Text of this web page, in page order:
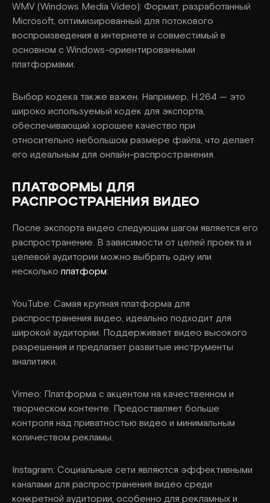
WMV (Windows Media Video): Формат, разработанный
Microsoft, оптимизированный для потокового
воспроизведения в интернете и совместимый в
основном с Windows-ориентированными
платформами.
Выбор кодека также важен. Например, H.264 — это
широко используемый кодек для экспорта,
обеспечивающий хорошее качество при
относительно небольшом размере файла, что делает
его идеальным для онлайн-распространения.
ПЛАТФОРМЫ ДЛЯ
РАСПРОСТРАНЕНИЯ ВИДЕО
После экспорта видео следующим шагом является его
распространение. В зависимости от целей проекта и
целевой аудитории можно выбрать одну или
несколько платформ:
YouTube: Самая крупная платформа для
распространения видео, идеально подходит для
широкой аудитории. Поддерживает видео высокого
разрешения и предлагает развитые инструменты
аналитики.
Vimeo: Платформа с акцентом на качественном и
творческом контенте. Предоставляет больше
контроля над приватностью видео и минимальным
количеством рекламы.
Instagram: Социальные сети являются эффективными
каналами для распространения видео среди
конкретной аудитории, особенно для рекламных и